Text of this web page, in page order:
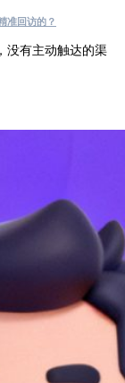
准回访的？
没有主动触达的渠